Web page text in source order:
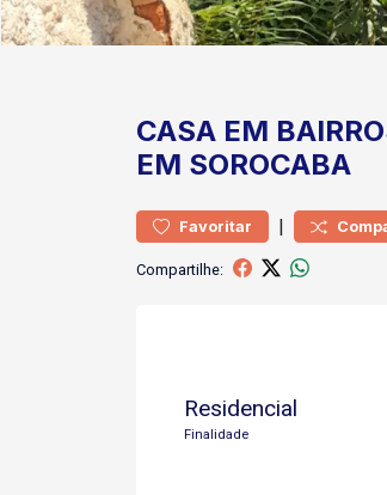
CASA EM
EM SOROCABA
Favoritar |
Compartilhe:
Residencial
Finalidade